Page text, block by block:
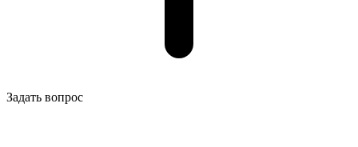
Задать вопрос